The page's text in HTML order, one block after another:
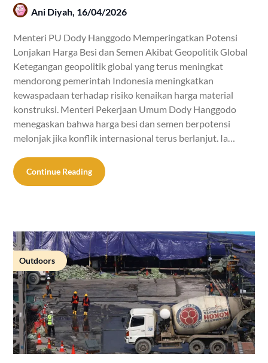
Ani Diyah, 16/04/2026
Menteri PU Dody Hanggodo Memperingatkan Potensi
Lonjakan Harga Besi dan Semen Akibat Geopolitik Global
Ketegangan geopolitik global yang terus meningkat
mendorong pemerintah Indonesia meningkatkan
kewaspadaan terhadap risiko kenaikan harga material
konstruksi. Menteri Pekerjaan Umum Dody Hanggodo
menegaskan bahwa harga besi dan semen berpotensi
melonjak jika konflik internasional terus berlanjut. Ia…
Continue Reading
Outdoors